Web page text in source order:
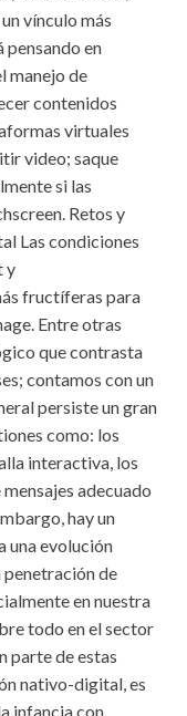
vínculo más
pensando en
manejo de
contenidos
virtuales
video; saque
si las
Retos y
Las condiciones
y
fructíferas para
Entre otras
que contrasta
contamos con un
persiste un gran
como: los
interactiva, los
adecuado
hay un
una evolución
de
en nuestra
todo en el sector
parte de estas
nativo-digital, es
infancia con